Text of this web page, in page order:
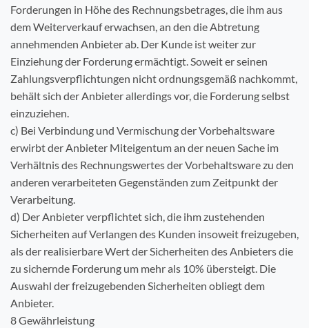
Forderungen in Höhe des Rechnungsbetrages, die ihm aus
dem Weiterverkauf erwachsen, an den die Abtretung
annehmenden Anbieter ab. Der Kunde ist weiter zur
Einziehung der Forderung ermächtigt. Soweit er seinen
Zahlungsverpflichtungen nicht ordnungsgemäß nachkommt,
behält sich der Anbieter allerdings vor, die Forderung selbst
einzuziehen.
c) Bei Verbindung und Vermischung der Vorbehaltsware
erwirbt der Anbieter Miteigentum an der neuen Sache im
Verhältnis des Rechnungswertes der Vorbehaltsware zu den
anderen verarbeiteten Gegenständen zum Zeitpunkt der
Verarbeitung.
d) Der Anbieter verpflichtet sich, die ihm zustehenden
Sicherheiten auf Verlangen des Kunden insoweit freizugeben,
als der realisierbare Wert der Sicherheiten des Anbieters die
zu sichernde Forderung um mehr als 10% übersteigt. Die
Auswahl der freizugebenden Sicherheiten obliegt dem
Anbieter.
8 Gewährleistung